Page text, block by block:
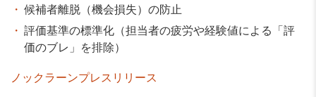
候補者離脱（機会損失）の防止
評価基準の標準化（担当者の疲労や経験値による「評
価のブレ」を排除）
ノックラーンプレスリリース